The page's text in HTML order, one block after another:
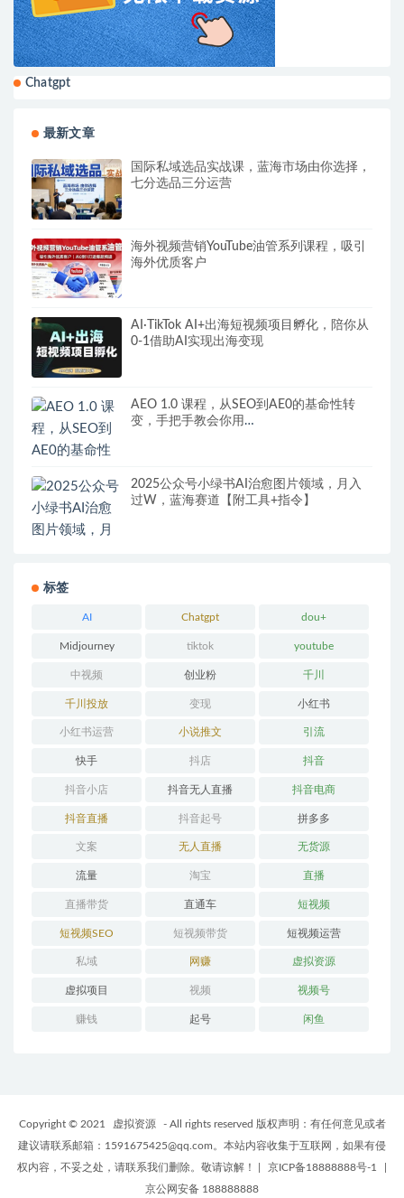
Chatgpt
最新文章
国际私域选品实战课，蓝海市场由你选择，
七分选品三分运营
海外视频营销YouTube油管系列课程，吸引
海外优质客户
AI·TikTok AI+出海短视频项目孵化，陪你从
0-1借助AI实现出海变现
AEO 1.0 课程，从SEO到AE0的基命性转
变，手把手教会你用
2025公众号小绿书AI治愈图片领域，月入
过W，蓝海赛道【附工具+指令】
标签
AI Chatgpt dou+
Midjourney tiktok youtube
中视频 创业粉 千川
千川投放 变现 小红书
小红书运营 小说推文 引流
快手 抖店 抖音
抖音小店 抖音无人直播 抖音电商
抖音直播 抖音起号 拼多多
文案 无人直播 无货源
流量 淘宝 直播
直播带货 直通车 短视频
短视频SEO 短视频带货 短视频运营
私域 网赚 虚拟资源
虚拟项目 视频 视频号
赚钱 起号 闲鱼
Copyright © 2021 虚拟资源
- All rights reserved 版权声明：有任何意见或者
建议请联系邮箱：1591675425@qq.com。本站内容收集于互联网，如果有侵
权内容，不妥之处，请联系我们删除。敬请谅解！
京ICP备18888888号-1
京公网安备 188888888